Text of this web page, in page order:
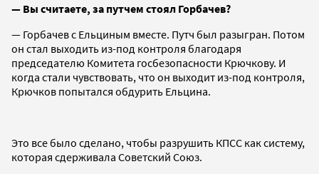
— Вы считаете, за путчем стоял Горбачев?
— Горбачев с Ельциным вместе. Путч был разыгран. Потом
он стал выходить из-под контроля благодаря
председателю Комитета госбезопасности Крючкову. И
когда стали чувствовать, что он выходит из-под контроля,
Крючков попытался обдурить Ельцина.
Это все было сделано, чтобы разрушить КПСС как систему,
которая сдерживала Советский Союз.